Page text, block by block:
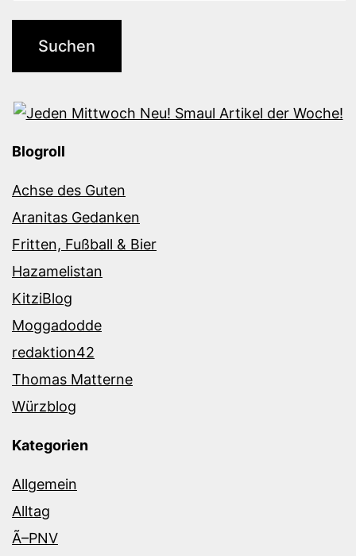
Blogroll
Achse des Guten
Aranitas Gedanken
Fritten, Fußball & Bier
Hazamelistan
KitziBlog
Moggadodde
redaktion42
Thomas Matterne
Würzblog
Kategorien
Allgemein
Alltag
Ã–PNV